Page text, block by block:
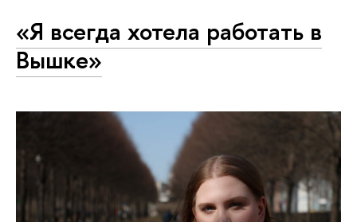
«Я всегда хотела работать в
Вышке»